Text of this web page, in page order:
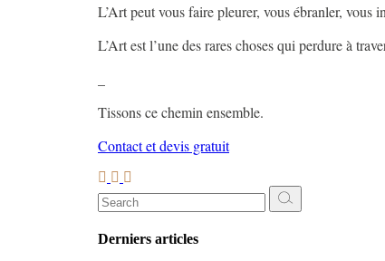
L’Art peut vous faire pleurer, vous ébranler, vous
L’Art est l’une des rares choses qui perdure à
Tissons ce chemin ensemble.
Contact et devis gratuit
Search
for:
Derniers articles